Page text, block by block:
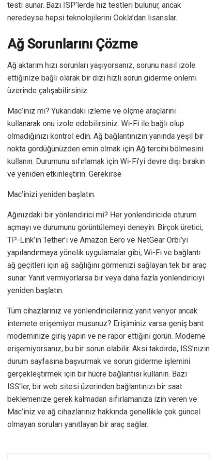
testi sunar. Bazı ISP’lerde hız testleri bulunur, ancak
neredeyse hepsi teknolojilerini Ookla’dan lisanslar.
Ağ Sorunlarını Çözme
Ağ aktarım hızı sorunları yaşıyorsanız, sorunu nasıl izole
ettiğinize bağlı olarak bir dizi hızlı sorun giderme önlemi
üzerinde çalışabilirsiniz.
Mac’iniz mi? Yukarıdaki izleme ve ölçme araçlarını
kullanarak onu izole edebilirsiniz. Wi-Fi ile bağlı olup
olmadığınızı kontrol edin. Ağ bağlantınızın yanında yeşil bir
nokta gördüğünüzden emin olmak için Ağ tercihi bölmesini
kullanın. Durumunu sıfırlamak için Wi-Fi’yi devre dışı bırakın
ve yeniden etkinleştirin. Gerekirse
Mac’inizi yeniden başlatın.
Ağınızdaki bir yönlendirici mi? Her yönlendiricide oturum
açmayı ve durumunu görüntülemeyi deneyin. Birçok üretici,
TP-Link’in Tether’i ve Amazon Eero ve NetGear Orbi’yi
yapılandırmaya yönelik uygulamalar gibi, Wi-Fi ve bağlantı
ağ geçitleri için ağ sağlığını görmenizi sağlayan tek bir araç
sunar. Yanıt vermiyorlarsa bir veya daha fazla yönlendiriciyi
yeniden başlatın.
Tüm cihazlarınız ve yönlendiricileriniz yanıt veriyor ancak
internete erişemiyor musunuz? Erişiminiz varsa geniş bant
modeminize giriş yapın ve ne rapor ettiğini görün. Modeme
erişemiyorsanız, bu bir sorun olabilir. Aksi takdirde, ISS’nizin
durum sayfasına başvurmak ve sorun giderme işlemini
gerçekleştirmek için bir hücre bağlantısı kullanın. Bazı
ISS’ler, bir web sitesi üzerinden bağlantınızı bir saat
beklemenize gerek kalmadan sıfırlamanıza izin veren ve
Mac’iniz ve ağ cihazlarınız hakkında genellikle çok güncel
olmayan soruları yanıtlayan bir araç sağlar.